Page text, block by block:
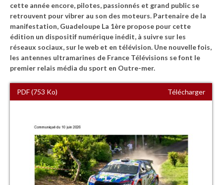
cette année encore, pilotes, passionnés et grand public se
retrouvent pour vibrer au son des moteurs. Partenaire de la
manifestation, Guadeloupe La 1ère propose pour cette
édition un dispositif numérique inédit, à suivre sur les
réseaux sociaux, sur le web et en télévision. Une nouvelle fois,
les antennes ultramarines de France Télévisions se font le
premier relais média du sport en Outre-mer.
PDF (753 Ko) Télécharger